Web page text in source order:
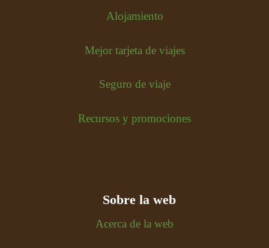
Alojamiento
Mejor tarjeta de viajes
Seguro de viaje
Recursos y promociones
Sobre la web
Acerca de la web